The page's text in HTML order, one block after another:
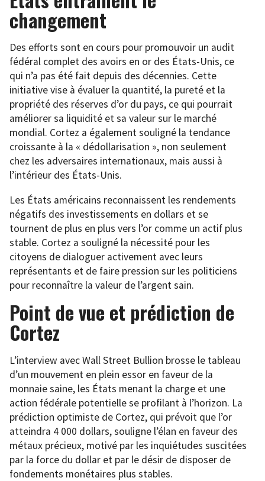
changement
Des efforts sont en cours pour promouvoir un audit
fédéral complet des avoirs en or des États-Unis, ce
qui n’a pas été fait depuis des décennies. Cette
initiative vise à évaluer la quantité, la pureté et la
propriété des réserves d’or du pays, ce qui pourrait
améliorer sa liquidité et sa valeur sur le marché
mondial. Cortez a également souligné la tendance
croissante à la « dédollarisation », non seulement
chez les adversaires internationaux, mais aussi à
l’intérieur des États-Unis.
Les États américains reconnaissent les rendements
négatifs des investissements en dollars et se
tournent de plus en plus vers l’or comme un actif plus
stable. Cortez a souligné la nécessité pour les
citoyens de dialoguer activement avec leurs
représentants et de faire pression sur les politiciens
pour reconnaître la valeur de l’argent sain.
Point de vue et prédiction de
Cortez
L’interview avec Wall Street Bullion brosse le tableau
d’un mouvement en plein essor en faveur de la
monnaie saine, les États menant la charge et une
action fédérale potentielle se profilant à l’horizon. La
prédiction optimiste de Cortez, qui prévoit que l’or
atteindra 4 000 dollars, souligne l’élan en faveur des
métaux précieux, motivé par les inquiétudes suscitées
par la force du dollar et par le désir de disposer de
fondements monétaires plus stables.